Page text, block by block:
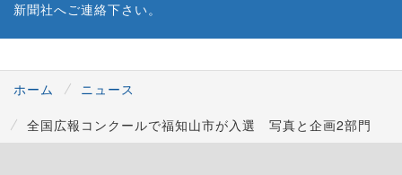
新聞社へご連絡下さい。
ホーム
ニュース
全国広報コンクールで福知山市が入選 写真と企画2部門